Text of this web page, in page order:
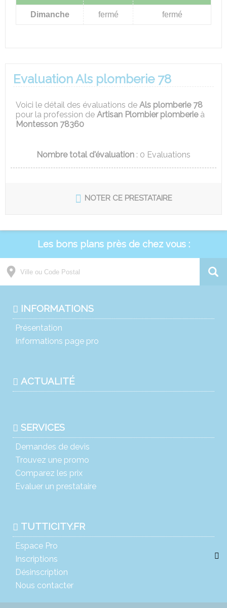
Dimanche fermé fermé
Evaluation Als plomberie 78
Voici le détail des évaluations de Als plomberie 78
pour la profession de Artisan Plombier plomberieà
Montesson 78360
Nombre total d'évaluation : 0 Evaluations
NOTER CE PRESTATAIRE
Les bons plans près de chez vous :
INFORMATIONS
Présentation
Informations page pro
ACTUALITÉ
SERVICES
Demandes de devis
Trouvez une promo
Comparez les prix
Evaluer un prestataire
TUTTICITY.FR
Espace Pro
Inscriptions
Désinscription
Nous contacter